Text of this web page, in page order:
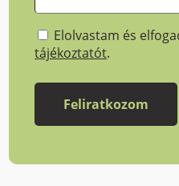
Elolvastam és
tájékoztatót.